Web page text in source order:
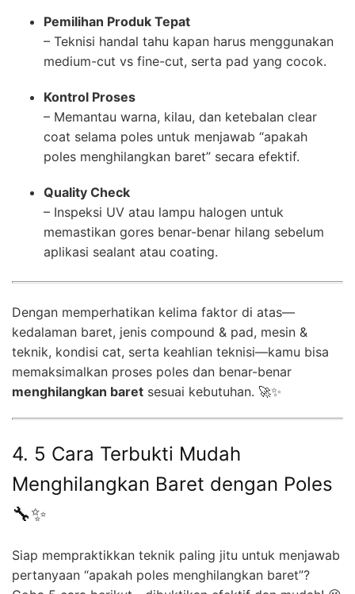
Pemilihan Produk Tepat
– Teknisi handal tahu kapan harus menggunakan
medium-cut vs fine-cut, serta pad yang cocok.
Kontrol Proses
– Memantau warna, kilau, dan ketebalan clear
coat selama poles untuk menjawab “apakah
poles menghilangkan baret” secara efektif.
Quality Check
– Inspeksi UV atau lampu halogen untuk
memastikan gores benar-benar hilang sebelum
aplikasi sealant atau coating.
Dengan memperhatikan kelima faktor di atas—
kedalaman baret, jenis compound & pad, mesin &
teknik, kondisi cat, serta keahlian teknisi—kamu bisa
memaksimalkan proses poles dan benar-benar
menghilangkan baret sesuai kebutuhan. 🚀✨
4. 5 Cara Terbukti Mudah
Menghilangkan Baret dengan Poles
🔧✨
Siap mempraktikkan teknik paling jitu untuk menjawab
pertanyaan “apakah poles menghilangkan baret”?